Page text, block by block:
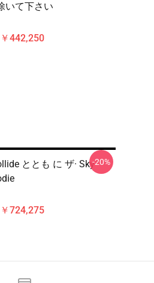
いて下さい
442,250
ととも に ザ· Sky
724,275
-20%